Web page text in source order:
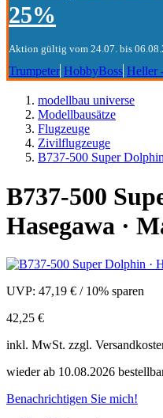
25%
Aktion gültig vom 24.07. bis
Trumpeter HobbyBoss Heller
modellbau universe
Modellbausätze
Flugzeuge
Zivilflugzeuge
B737-500 Super
B737-500
Hasegawa ·
UVP: 47,19 € / 10% sparen
42,25 €
inkl. MwSt. zzgl.
wieder ab 10.08.2026
Benachrichtigen Sie mich!